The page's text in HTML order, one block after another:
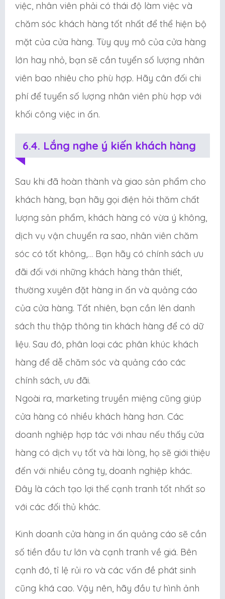
việc, nhân viên phải có thái độ làm việc và
chăm sóc khách hàng tốt nhất để thể hiện bộ
mặt của cửa hàng. Tùy quy mô của cửa hàng
lớn hay nhỏ, bạn sẽ cần tuyển số lượng nhân
viên bao nhiêu cho phù hợp. Hãy cân đối chi
phí để tuyển số lượng nhân viên phù hợp với
khối công việc in ấn.
6.4. Lắng nghe ý kiến khách hàng
Sau khi đã hoàn thành và giao sản phẩm cho
khách hàng, bạn hãy gọi điện hỏi thăm chất
lượng sản phẩm, khách hàng có vừa ý không,
dịch vụ vận chuyển ra sao, nhân viên chăm
sóc có tốt không,… Bạn hãy có chính sách ưu
đãi đối với những khách hàng thân thiết,
thường xuyên đặt hàng in ấn và quảng cáo
của cửa hàng. Tất nhiên, bạn cần lên danh
sách thu thập thông tin khách hàng để có dữ
liệu. Sau đó, phân loại các phân khúc khách
hàng để dễ chăm sóc và quảng cáo các
chính sách, ưu đãi.
Ngoài ra, marketing truyền miệng cũng giúp
cửa hàng có nhiều khách hàng hơn. Các
doanh nghiệp hợp tác với nhau nếu thấy cửa
hàng có dịch vụ tốt và hài lòng, họ sẽ giới thiệu
đến với nhiều công ty, doanh nghiệp khác.
Đây là cách tạo lợi thế cạnh tranh tốt nhất so
với các đối thủ khác.
Kinh doanh cửa hàng in ấn quảng cáo sẽ cần
số tiền đầu tư lớn và cạnh tranh về giá. Bên
cạnh đó, tỉ lệ rủi ro và các vấn đề phát sinh
cũng khá cao. Vậy nên, hãy đầu tư hình ảnh